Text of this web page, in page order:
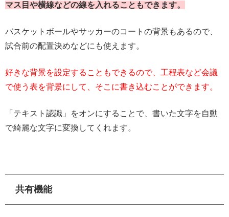
マス目や横線などの線を入れることもできます。
バスケットボールやサッカーのコートの背景もあるので、
試合前の配置決めなどにも使えます。
好きな背景を設定することもできるので、工程表など会議
で使う表を背景にして、そこに書き込むことができます。
「テキスト認識」をオンにすることで、書いた文字を自動
で綺麗な文字に変換してくれます。
共有機能